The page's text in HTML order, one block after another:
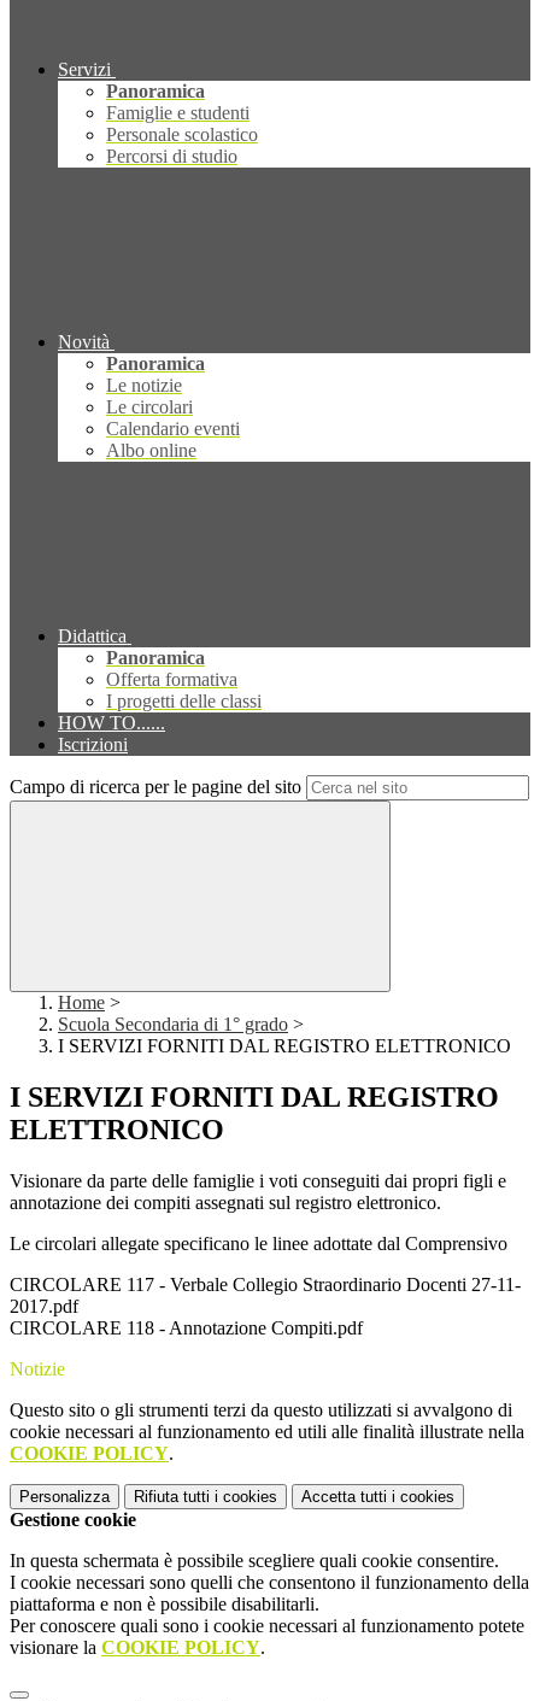
Servizi
Panoramica
Famiglie e studenti
Personale scolastico
Percorsi di studio
Novità
Panoramica
Le notizie
Le circolari
Calendario eventi
Albo online
Didattica
Panoramica
Offerta formativa
I progetti delle classi
HOW TO......
Iscrizioni
Campo di ricerca per le pagine del sito
Home >
Scuola Secondaria di 1° grado >
I SERVIZI FORNITI DAL REGISTRO ELETTRONICO
I SERVIZI FORNITI DAL REGISTRO
ELETTRONICO
Visionare da parte delle famiglie i voti conseguiti dai propri figli e
annotazione dei compiti assegnati sul registro elettronico.
Le circolari allegate specificano le linee adottate dal Comprensivo
CIRCOLARE 117 - Verbale Collegio Straordinario Docenti 27-11-
2017.pdf
CIRCOLARE 118 - Annotazione Compiti.pdf
Notizie
Questo sito o gli strumenti terzi da questo utilizzati si avvalgono di
cookie necessari al funzionamento ed utili alle finalità illustrate nella
COOKIE POLICY.
Personalizza Rifiuta tutti i cookies Accetta tutti i cookies
Gestione cookie
In questa schermata è possibile scegliere quali cookie consentire.
I cookie necessari sono quelli che consentono il funzionamento della
piattaforma e non è possibile disabilitarli.
Per conoscere quali sono i cookie necessari al funzionamento potete
visionare la COOKIE POLICY.